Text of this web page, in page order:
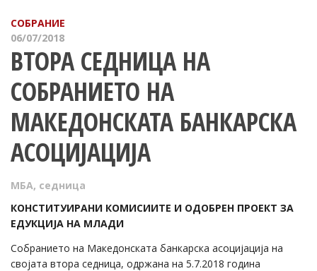
СОБРАНИЕ
06/07/2018
ВТОРА СЕДНИЦА НА
СОБРАНИЕТО НА
МАКЕДОНСКАТА БАНКАРСКА
АСОЦИЈАЦИЈА
МБА, седница
КОНСТИТУИРАНИ КОМИСИИТЕ И ОДОБРЕН ПРОЕКТ ЗА
ЕДУКЦИЈА НА МЛАДИ
Собранието на Македонската банкарска асоцијација на
својата втора седница, одржана на 5.7.2018 година